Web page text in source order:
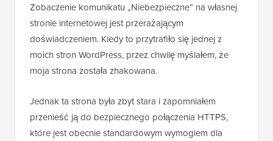
Zobaczenie komunikatu „Niebezpieczne” na własnej
stronie internetowej jest przerażającym
doświadczeniem. Kiedy to przytrafiło się jednej z
moich stron WordPress, przez chwilę myślałem, że
moja strona została zhakowana.
Jednak ta strona była zbyt stara i zapomniałem
przenieść ją do bezpiecznego połączenia HTTPS,
które jest obecnie standardowym wymogiem dla